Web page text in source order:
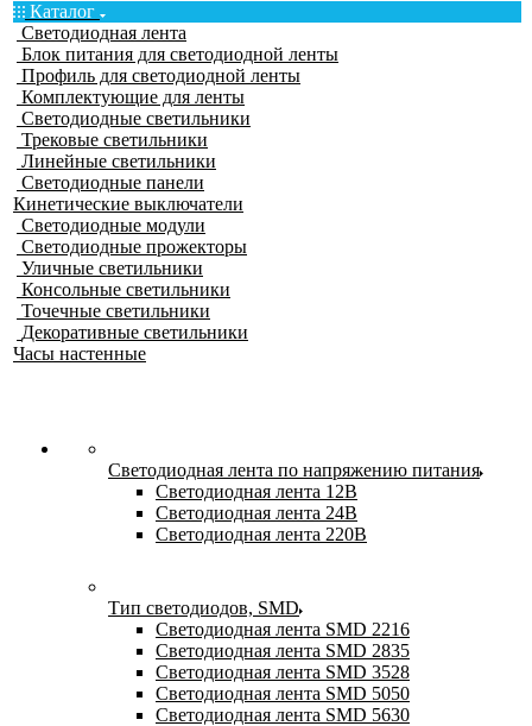
Каталог
Светодиодная лента
Блок питания для светодиодной ленты
Профиль для светодиодной ленты
Комплектующие для ленты
Светодиодные светильники
Трековые светильники
Линейные светильники
Светодиодные панели
Кинетические выключатели
Светодиодные модули
Светодиодные прожекторы
Уличные светильники
Консольные светильники
Точечные светильники
Декоративные светильники
Часы настенные
Светодиодная лента по напряжению питания
Светодиодная лента 12В
Светодиодная лента 24В
Светодиодная лента 220В
Тип светодиодов, SMD
Cветодиодная лента SMD 2216
Светодиодная лента SMD 2835
Светодиодная лента SMD 3528
Светодиодная лента SMD 5050
Светодиодная лента SMD 5630